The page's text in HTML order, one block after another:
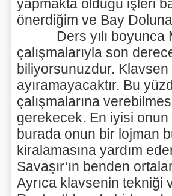
yapmakta olduğu işleri
önerdiğim ve Bay
Ders yılı boyunca
çalışmalarıyla son
biliyorsunuzdur. Klavsen
ayıramayacaktır. Bu
çalışmalarına
gerekecek. En iyisi onun
burada onun bir lojman
kiralamasına yardım
Savaşır’ın benden
Ayrıca klavsenin tekniği